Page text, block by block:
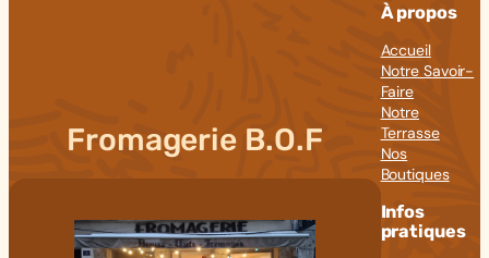
Fromagerie B.O.F
À propos
Accueil
Notre Savoir-
Faire
Notre
Terrasse
Nos
Boutiques
Infos
pratiques